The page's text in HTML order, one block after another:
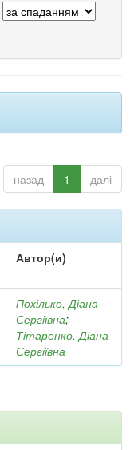
назад 1 далі
Автор(и)
Похілько, Діана
Сергіївна;
Тітаренко, Діана
Сергіївна